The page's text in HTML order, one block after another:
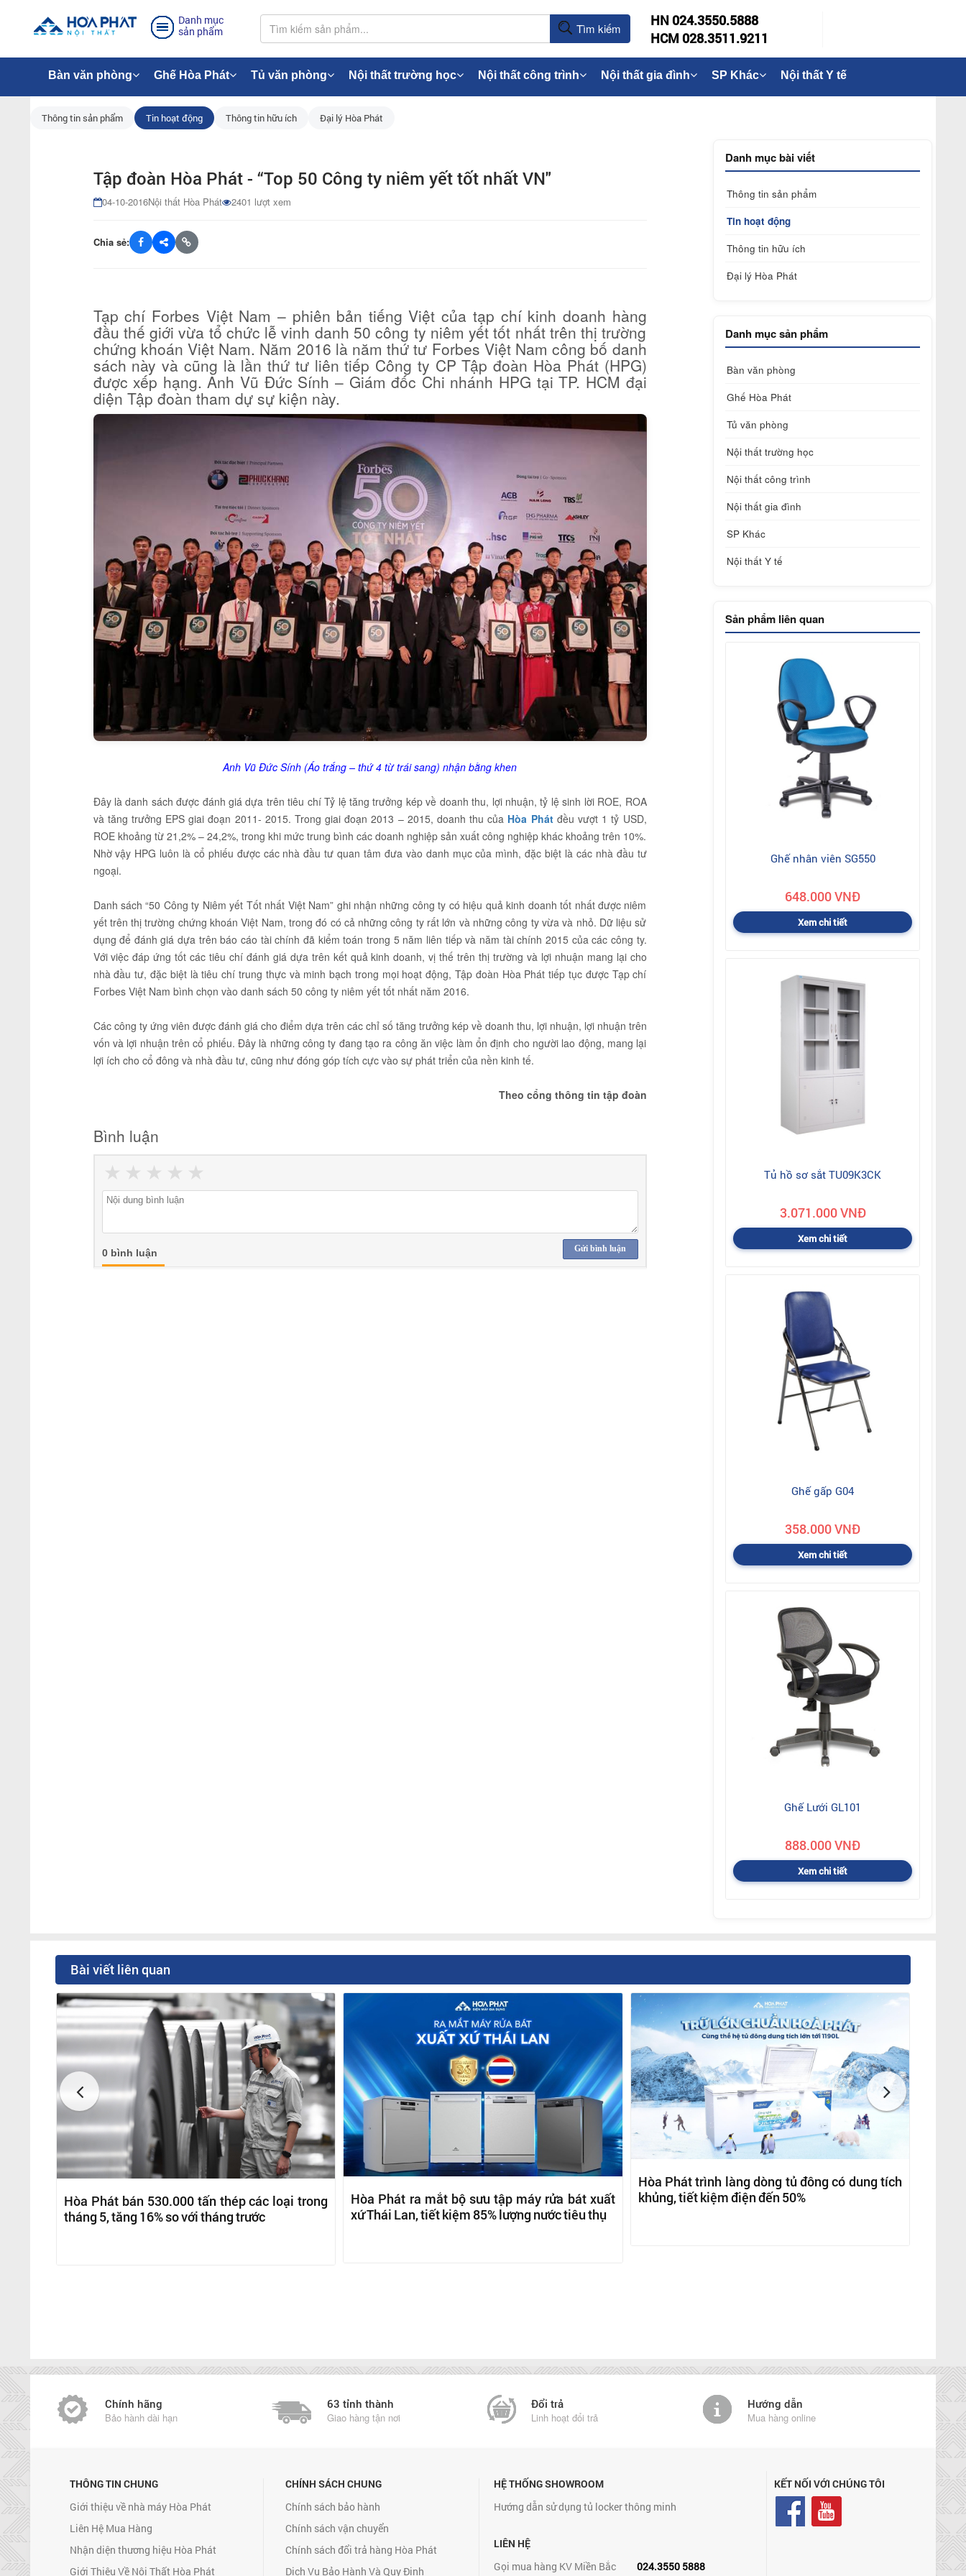
Danh mục
sản phẩm
Tìm kiếm
HN 024.3550.5888
HCM 028.3511.9211
Bàn văn phòng Ghế Hòa Phát Tủ văn phòng Nội thất trường học Nội thất công trình Nội thất gia đình SP Khác Nội thất Y tế
Thông tin sản phẩm Tin hoạt động Thông tin hữu ích Đại lý Hòa Phát
Tập đoàn Hòa Phát - “Top 50 Công ty niêm yết tốt nhất VN"
04-10-2016Nội thất Hòa Phát 2401 lượt xem
Chia sẻ:
Tạp chí Forbes Việt Nam – phiên bản tiếng Việt của tạp chí kinh doanh hàng
đầu thế giới vừa tổ chức lễ vinh danh 50 công ty niêm yết tốt nhất trên thị trường
chứng khoán Việt Nam. Năm 2016 là năm thứ tư Forbes Việt Nam công bố danh
sách này và cũng là lần thứ tư liên tiếp Công ty CP Tập đoàn Hòa Phát (HPG)
được xếp hạng. Anh Vũ Đức Sính – Giám đốc Chi nhánh HPG tại TP. HCM đại
diện Tập đoàn tham dự sự kiện này.
Anh Vũ Đức Sính (Áo trắng – thứ 4 từ trái sang) nhận bằng khen
Đây là danh sách được đánh giá dựa trên tiêu chí Tỷ lệ tăng trưởng kép về doanh thu, lợi nhuận, tỷ lệ sinh lời ROE, ROA
và tăng trưởng EPS giai đoạn 2011- 2015. Trong giai đoạn 2013 – 2015, doanh thu của Hòa Phát đều vượt 1 tỷ USD,
ROE khoảng từ 21,2% – 24,2%, trong khi mức trung bình các doanh nghiệp sản xuất công nghiệp khác khoảng trên 10%.
Nhờ vậy HPG luôn là cổ phiếu được các nhà đầu tư quan tâm đưa vào danh mục của mình, đặc biệt là các nhà đầu tư
ngoại.
Danh sách “50 Công ty Niêm yết Tốt nhất Việt Nam” ghi nhận những công ty có hiệu quả kinh doanh tốt nhất được niêm
yết trên thị trường chứng khoán Việt Nam, trong đó có cả những công ty rất lớn và những công ty vừa và nhỏ. Dữ liệu sử
dụng để đánh giá dựa trên báo cáo tài chính đã kiểm toán trong 5 năm liên tiếp và năm tài chính 2015 của các công ty.
Với việc đáp ứng tốt các tiêu chí đánh giá dựa trên kết quả kinh doanh, vị thế trên thị trường và lợi nhuận mang lại cho
nhà đầu tư, đặc biệt là tiêu chí trung thực và minh bạch trong mọi hoạt động, Tập đoàn Hòa Phát tiếp tục được Tạp chí
Forbes Việt Nam bình chọn vào danh sách 50 công ty niêm yết tốt nhất năm 2016.
Các công ty ứng viên được đánh giá cho điểm dựa trên các chỉ số tăng trưởng kép về doanh thu, lợi nhuận, lợi nhuận trên
vốn và lợi nhuận trên cổ phiếu. Đây là những công ty đang tạo ra công ăn việc làm ổn định cho người lao động, mang lại
lợi ích cho cổ đông và nhà đầu tư, cũng như đóng góp tích cực vào sự phát triển của nền kinh tế.
Theo cổng thông tin tập đoàn
Bình luận
★
★
★
★
★
Gửi bình luận
0 bình luận
Danh mục bài viết
Thông tin sản phẩm
Tin hoạt động
Thông tin hữu ích
Đại lý Hòa Phát
Danh mục sản phẩm
Bàn văn phòng
Ghế Hòa Phát
Tủ văn phòng
Nội thất trường học
Nội thất công trình
Nội thất gia đình
SP Khác
Nội thất Y tế
Sản phẩm liên quan
Ghế nhân viên SG550
648.000 VNĐ
Xem chi tiết
Tủ hồ sơ sắt TU09K3CK
3.071.000 VNĐ
Xem chi tiết
Ghế gấp G04
358.000 VNĐ
Xem chi tiết
Ghế Lưới GL101
888.000 VNĐ
Xem chi tiết
Bài viết liên quan
Hòa Phát bán 530.000 tấn thép các loại trong
tháng 5, tăng 16% so với tháng trước
Hòa Phát ra mắt bộ sưu tập máy rửa bát xuất
xứ Thái Lan, tiết kiệm 85% lượng nước tiêu thụ
Hòa Phát trình làng dòng tủ đông có dung tích
khủng, tiết kiệm điện đến 50%
Chính hãng
Bảo hành dài hạn
63 tỉnh thành
Giao hàng tận nơi
Đổi trả
Linh hoạt đổi trả
Hướng dẫn
Mua hàng online
THÔNG TIN CHUNG
Giới thiệu về nhà máy Hòa Phát
Liên Hệ Mua Hàng
Nhận diện thương hiệu Hòa Phát
Giới Thiệu Về Nội Thất Hòa Phát
CHÍNH SÁCH CHUNG
Chính sách bảo hành
Chính sách vận chuyển
Chính sách đổi trả hàng Hòa Phát
Dịch Vụ Bảo Hành Và Quy Định
HỆ THỐNG SHOWROOM
Hướng dẫn sử dụng tủ locker thông minh
LIÊN HỆ
Gọi mua hàng KV Miền Bắc
024.3550 5888
KẾT NỐI VỚI CHÚNG TÔI